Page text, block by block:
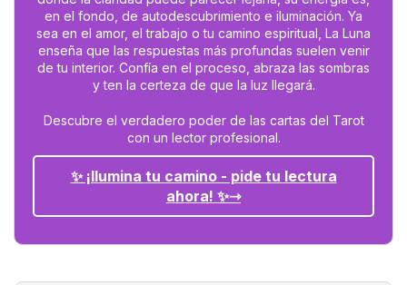
en el fondo, de autodescubrimiento e iluminación. Ya
sea en el amor, el trabajo o tu camino espiritual, La Luna
enseña que las respuestas más profundas suelen venir
de tu interior. Confía en el proceso, abraza las sombras
y ten la certeza de que la luz llegará.
Descubre el verdadero poder de las cartas del Tarot
con un lector profesional.
✨ ¡Ilumina tu camino - pide tu lectura
ahora! ✨